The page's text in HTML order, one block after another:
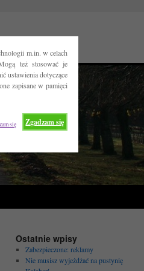
m.in. w celach
też stosować je
ustawienia dotyczące
zapisane w pamięci
Zgadzam się
się
Ostatnie wpisy
Zabezpieczone: reklamy
Nie musisz wyjeżdżać na pustynię